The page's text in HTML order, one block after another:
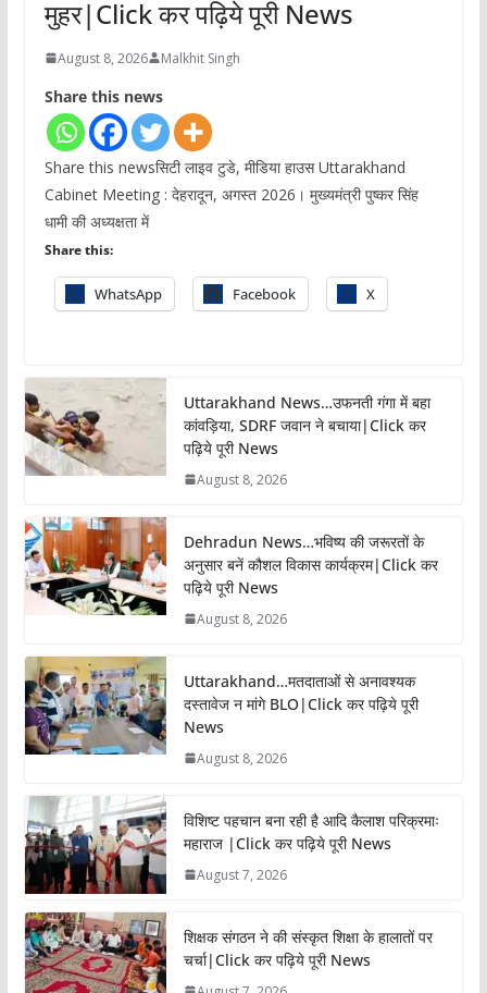
मुहर|Click कर पढ़िये पूरी News
August 8, 2026 Malkhit Singh
Share this news
Share this newsसिटी लाइव टुडे, मीडिया हाउस Uttarakhand
Cabinet Meeting : देहरादून, अगस्त 2026। मुख्यमंत्री पुष्कर सिंह
धामी की अध्यक्षता में
Share this:
WhatsApp Facebook X
Uttarakhand News…उफनती गंगा में बहा
कांवड़िया, SDRF जवान ने बचाया|Click कर
पढ़िये पूरी News
August 8, 2026
Dehradun News…भविष्य की जरूरतों के
अनुसार बनें कौशल विकास कार्यक्रम|Click कर
पढ़िये पूरी News
August 8, 2026
Uttarakhand…मतदाताओं से अनावश्यक
दस्तावेज न मांगे BLO|Click कर पढ़िये पूरी
News
August 8, 2026
विशिष्ट पहचान बना रही है आदि कैलाश परिक्रमाः
महाराज |Click कर पढ़िये पूरी News
August 7, 2026
शिक्षक संगठन ने की संस्कृत शिक्षा के हालातों पर
चर्चा|Click कर पढ़िये पूरी News